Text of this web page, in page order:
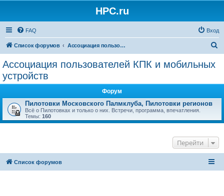
HPC.ru
FAQ Вход
Список форумов Ассоциация пользователей КПК и мобильных устройств
Ассоциация пользователей КПК и мобильных
устройств
Форум
Пилотовки Московского Палмклуба, Пилотовки регионов
Всё о Пилотовках и только о них. Встречи, программа, впечатления.
Темы: 160
Перейти
Список форумов